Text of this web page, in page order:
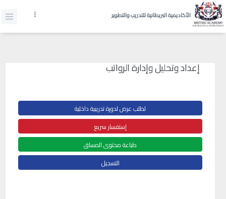
الأكاديمية البريطانية للتدريب والتطوير
إعداد وتحليل وإدارة الرواتب
لطلب عرض لدورة تدريبية داخلية
إستفسار سريع
طباعة محتوى المساق
التسجيل